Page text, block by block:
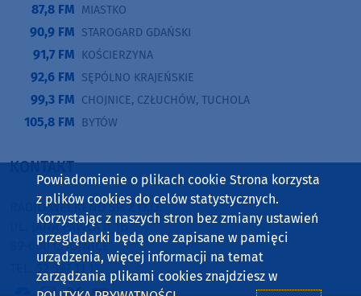
87,8 FM MIASTKO
90,9 FM STAROGARD GDAŃSKI
91,7 FM KOŚCIERZYNA
92,6 FM SĘPÓLNO KRAJEŃSKIE
99,3 FM CHOJNICE, CZŁUCHÓW, TUCHOLA
105,8 FM BYTÓW
KONTAKT
RADIO WEEKEND SP. Z O.O.
UL. JANA PAWŁA II 1B
89-600 CHOJNICE
TEL. 52 397 11 11
Powiadomienie o plikach cookie Strona korzysta
z plików cookies do celów statystycznych.
Korzystając z naszych stron bez zmiany ustawień
przeglądarki będą one zapisane w pamięci
urządzenia, więcej informacji na temat
zarządzania plikami cookies znajdziesz w